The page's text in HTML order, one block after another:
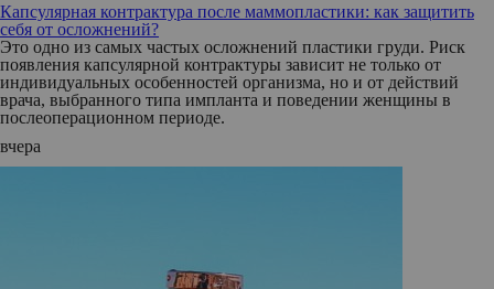
Капсулярная контрактура после маммопластики: как защитить
себя от осложнений?
Это одно из самых частых осложнений пластики груди. Риск
появления капсулярной контрактуры зависит не только от
индивидуальных особенностей организма, но и от действий
врача, выбранного типа импланта и поведении женщины в
послеоперационном периоде.
вчера